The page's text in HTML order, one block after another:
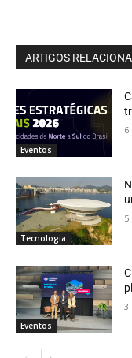
ARTIGOS
Eventos
6
Tecnologia
5
Eventos
3